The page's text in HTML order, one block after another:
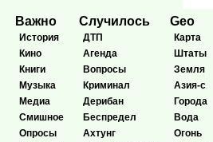
Важно
История
Кино
Книги
Музыка
Медиа
Смишное
Опросы
Случилось
ДТП
Агенда
Вопросы
Криминал
Дерибан
Беспредел
Ахтунг
Geo
Карта
Штаты
Земля
Азия-с
Города
Вода
Огонь